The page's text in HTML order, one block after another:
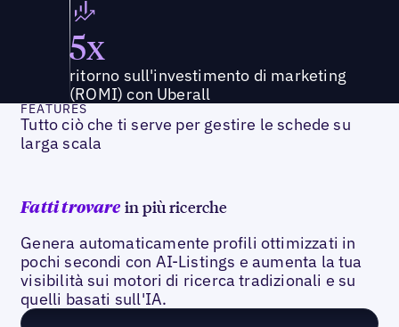
5x
ritorno sull'investimento di marketing
(ROMI) con Uberall
FEATURES
Tutto ciò che ti serve per gestire le schede su
larga scala
Fatti trovare in più ricerche
Genera automaticamente profili ottimizzati in
pochi secondi con AI-Listings e aumenta la tua
visibilità sui motori di ricerca tradizionali e su
quelli basati sull'IA.